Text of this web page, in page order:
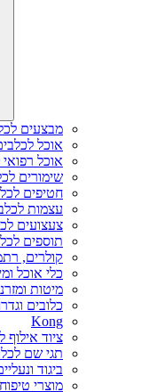
מבצעים
אוכל
אוכל
שימורים
חטיפים
עצמות
צעצועים
תוספים
קולרים,
כלי אוכל
מיטות
כלובים
Kong
ציוד אילוף
תגי שם
ביגוד
מוצרי